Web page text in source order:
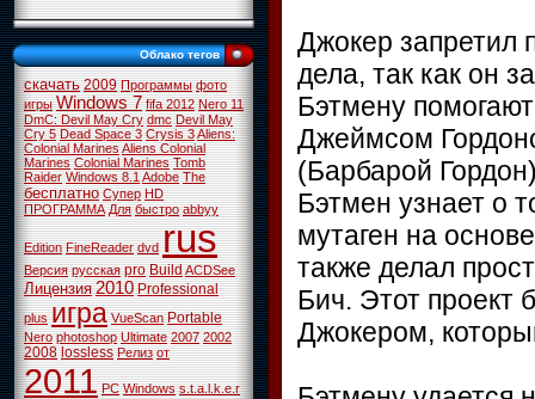
Облако тегов
скачать 2009 Программы фото
игры Windows 7 fifa 2012 Nero 11
DmC: Devil May Cry dmc Devil May
Cry 5 Dead Space 3 Crysis 3Aliens:
Colonial MarinesAliens Colonial
Marines Colonial Marines Tomb
Raider Windows 8.1Adobe The
бесплатно Супер HD
ПРОГРАММА Для быстро abbyy
Edition FineReader dvd rus
Версия русская pro BuildACDSee
Лицензия 2010 Professional
plus игра VueScan Portable
Nero photoshop Ultimate 2007 2002
2008 lossless Релиз от
2011 PC Windows s.t.a.l.k.e.r
Джокер запретил
дела, так как он
Бэтмену
Джеймсом
(Барбарой
Бэтмен узнает о
мутаген на
также делал
Бич. Этот проект
Джокером,